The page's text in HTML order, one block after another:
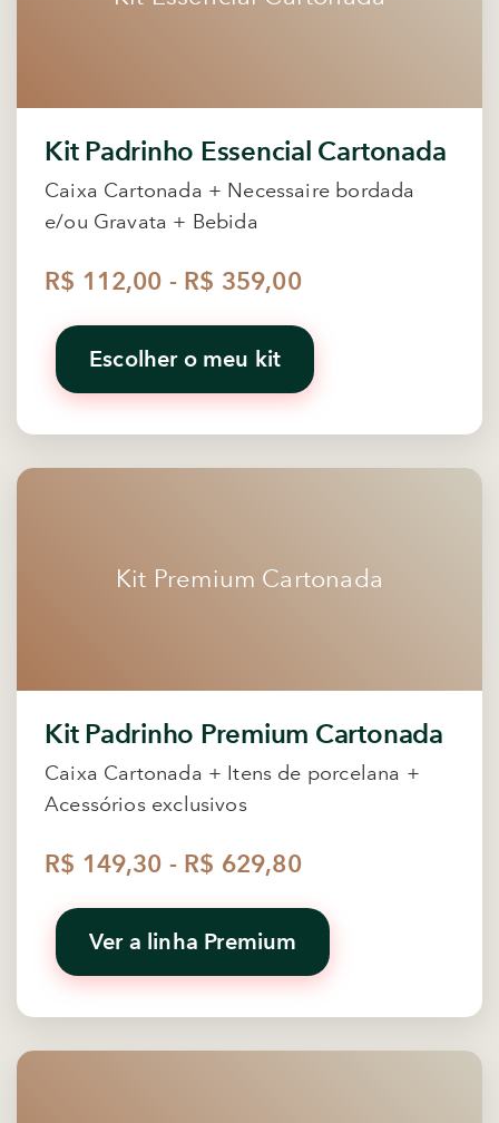
Kit Padrinho Essencial Cartonada
Caixa Cartonada + Necessaire bordada
e/ou Gravata + Bebida
R$ 112,00 - R$ 359,00
Escolher o meu kit
Kit Premium Cartonada
Kit Padrinho Premium Cartonada
Caixa Cartonada + Itens de porcelana +
Acessórios exclusivos
R$ 149,30 - R$ 629,80
Ver a linha Premium